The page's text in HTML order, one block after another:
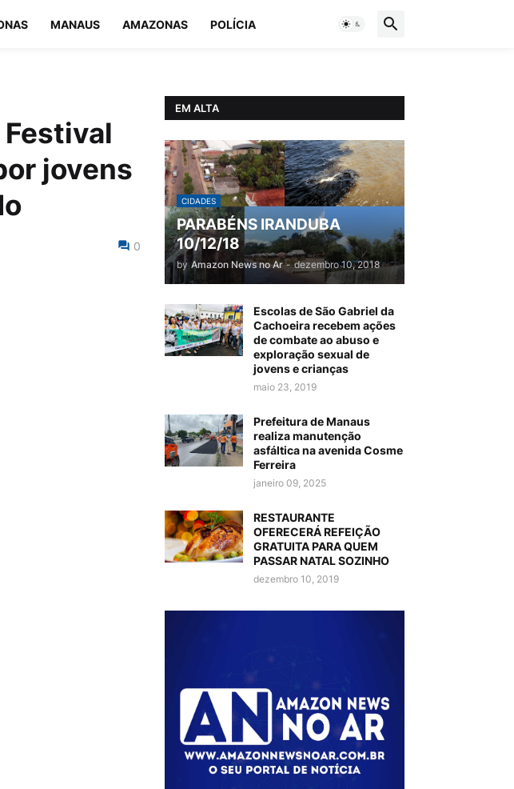
MANAUS AMAZONAS POLÍCIA
jovens
0
EM ALTA
CIDADES
PARABÉNS IRANDUBA
10/12/18
by Amazon News no Ar - dezembro 10, 2018
Escolas de São Gabriel da
Cachoeira recebem ações
de combate ao abuso e
exploração sexual de
jovens e crianças
maio 23, 2019
Prefeitura de Manaus
realiza manutenção
asfáltica na avenida Cosme
Ferreira
janeiro 09, 2025
RESTAURANTE
OFERECERÁ REFEIÇÃO
GRATUITA PARA QUEM
PASSAR NATAL SOZINHO
dezembro 10, 2019